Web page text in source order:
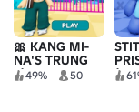
🎀 KANG MI-
NA'S TRUNG
T)C RUN!
49% 50